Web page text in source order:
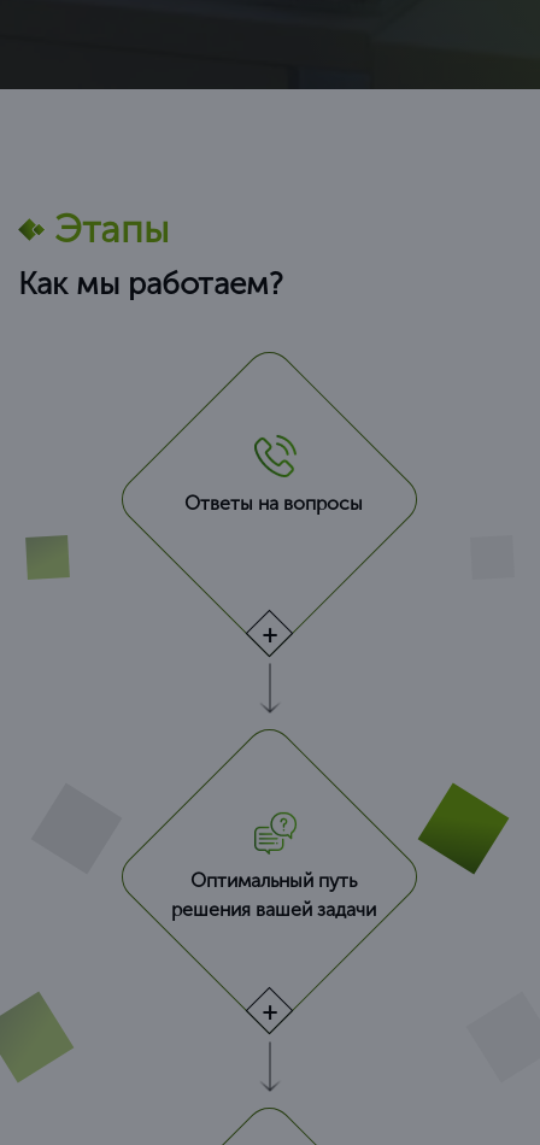
Этапы
Как мы работаем?
Ответы на вопросы
Оптимальный путь
решения вашей задачи